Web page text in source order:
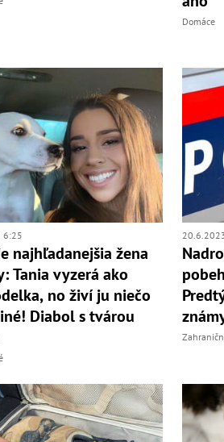
Domáce
6:25
najhľadanejšia žena
Tania vyzerá ako
no živí ju niečo
Diabol s tvárou